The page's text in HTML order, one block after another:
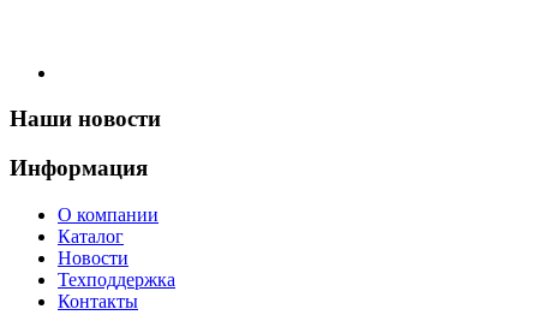
Наши новости
Информация
О компании
Каталог
Новости
Техподдержка
Контакты